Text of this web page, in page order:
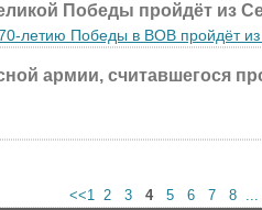
Победы пройдёт из
летию Победы в ВОВ пройдёт
армии, считавшегося
<<1 2 3 4 5 6 7 8 ...